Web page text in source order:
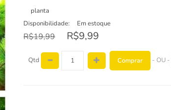
planta
Disponibilidade:
Em estoque
R$19,99 R$9,99
Qtd Comprar - OU -